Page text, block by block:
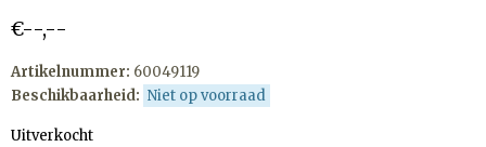
€--,--
Artikelnummer: 60049119
Beschikbaarheid: Niet op voorraad
Uitverkocht